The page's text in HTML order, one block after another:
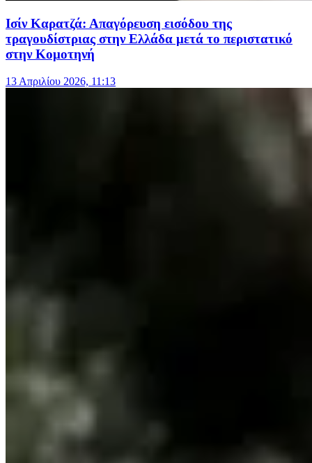
Ισίν Καρατζά: Απαγόρευση εισόδου της
τραγουδίστριας στην Ελλάδα μετά το περιστατικό
στην Κομοτηνή
13 Απριλίου 2026, 11:13